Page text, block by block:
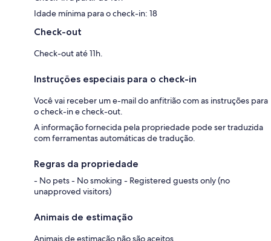
Idade mínima para o check-in: 18
Check-out
Check-out até 11h.
Instruções especiais para o check-in
Você vai receber um e-mail do anfitrião com as instruções para
o check-in e check-out.
A informação fornecida pela propriedade pode ser traduzida
com ferramentas automáticas de tradução.
Regras da propriedade
- No pets - No smoking - Registered guests only (no
unapproved visitors)
Animais de estimação
Animais de estimação não são aceitos